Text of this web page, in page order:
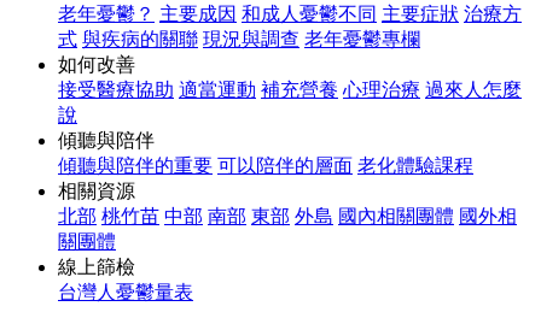
老年憂鬱？ 主要成因 和成人憂鬱不同 主要症狀 治療方
式 與疾病的關聯 現況與調查 老年憂鬱專欄
如何改善
接受醫療協助 適當運動 補充營養 心理治療 過來人怎麼
說
傾聽與陪伴
傾聽與陪伴的重要 可以陪伴的層面 老化體驗課程
相關資源
北部 桃竹苗 中部 南部 東部 外島 國內相關團體 國外相
關團體
線上篩檢
台灣人憂鬱量表